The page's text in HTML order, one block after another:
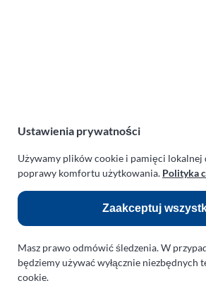
Odnośniki:
Flight Operations
Motopark Koszalin
Rodzina Wolarków
Ustawienia prywatności
Używamy plików cookie i pamięci lokalnej
poprawy komfortu użytkowania. Polityka
Zaakceptuj
Masz prawo odmówić śledzenia. W
będziemy używać wyłącznie niezbędnych
cookie.